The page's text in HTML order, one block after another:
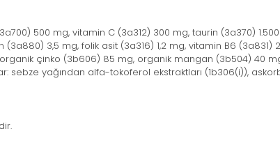
500 mg, vitamin C (3a312) 300 mg, taurin (3a370)
3,5 mg, folik asit (3a316) 1,2 mg, vitamin B6
çinko (3b606) 85 mg, organik mangan (3b504) 40
sebze yağından alfa-tokoferol ekstraktları (1b306(i)),